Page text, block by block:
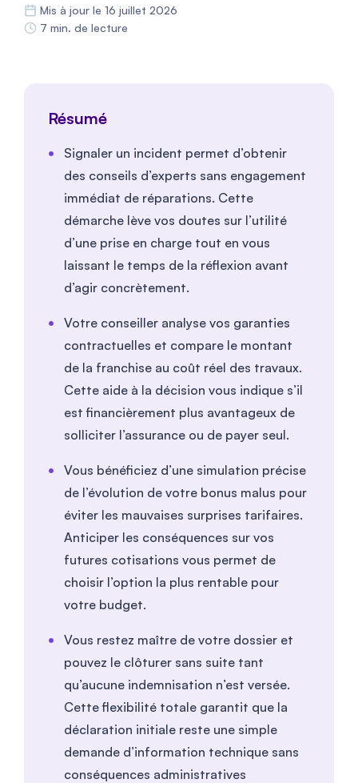
Mis à jour le 16 juillet 2026
7 min. de lecture
Résumé
Signaler un incident permet d’obtenir
des conseils d’experts sans engagement
immédiat de réparations. Cette
démarche lève vos doutes sur l’utilité
d’une prise en charge tout en vous
laissant le temps de la réflexion avant
d’agir concrètement.
Votre conseiller analyse vos garanties
contractuelles et compare le montant
de la franchise au coût réel des travaux.
Cette aide à la décision vous indique s’il
est financièrement plus avantageux de
solliciter l’assurance ou de payer seul.
Vous bénéficiez d’une simulation précise
de l’évolution de votre bonus malus pour
éviter les mauvaises surprises tarifaires.
Anticiper les conséquences sur vos
futures cotisations vous permet de
choisir l’option la plus rentable pour
votre budget.
Vous restez maître de votre dossier et
pouvez le clôturer sans suite tant
qu’aucune indemnisation n’est versée.
Cette flexibilité totale garantit que la
déclaration initiale reste une simple
demande d’information technique sans
conséquences administratives